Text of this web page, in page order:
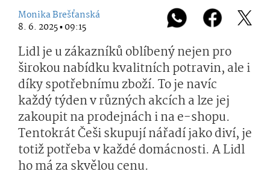
Monika Brešťanská
8. 6. 2025 ▪ 09:15
Lidl je u zákazníků oblíbený nejen pro
širokou nabídku kvalitních potravin, ale i
díky spotřebnímu zboží. To je navíc
každý týden v různých akcích a lze jej
zakoupit na prodejnách i na e-shopu.
Tentokrát Češi skupují nářadí jako diví, je
totiž potřeba v každé domácnosti. A Lidl
ho má za skvělou cenu.